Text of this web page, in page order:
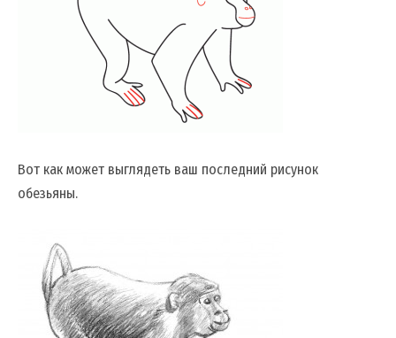
Вот как может выглядеть ваш последний рисунок
обезьяны.